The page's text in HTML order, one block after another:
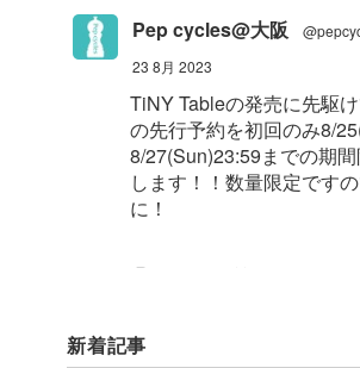
Pep cycles@大阪
23 8月 2023
TiNY Tableの発売に先駆
の先行予約を初回のみ8/
8/27(Sun)23:59までの期
します！！数量限定です
に！
Pep cycles@大阪
新着記事